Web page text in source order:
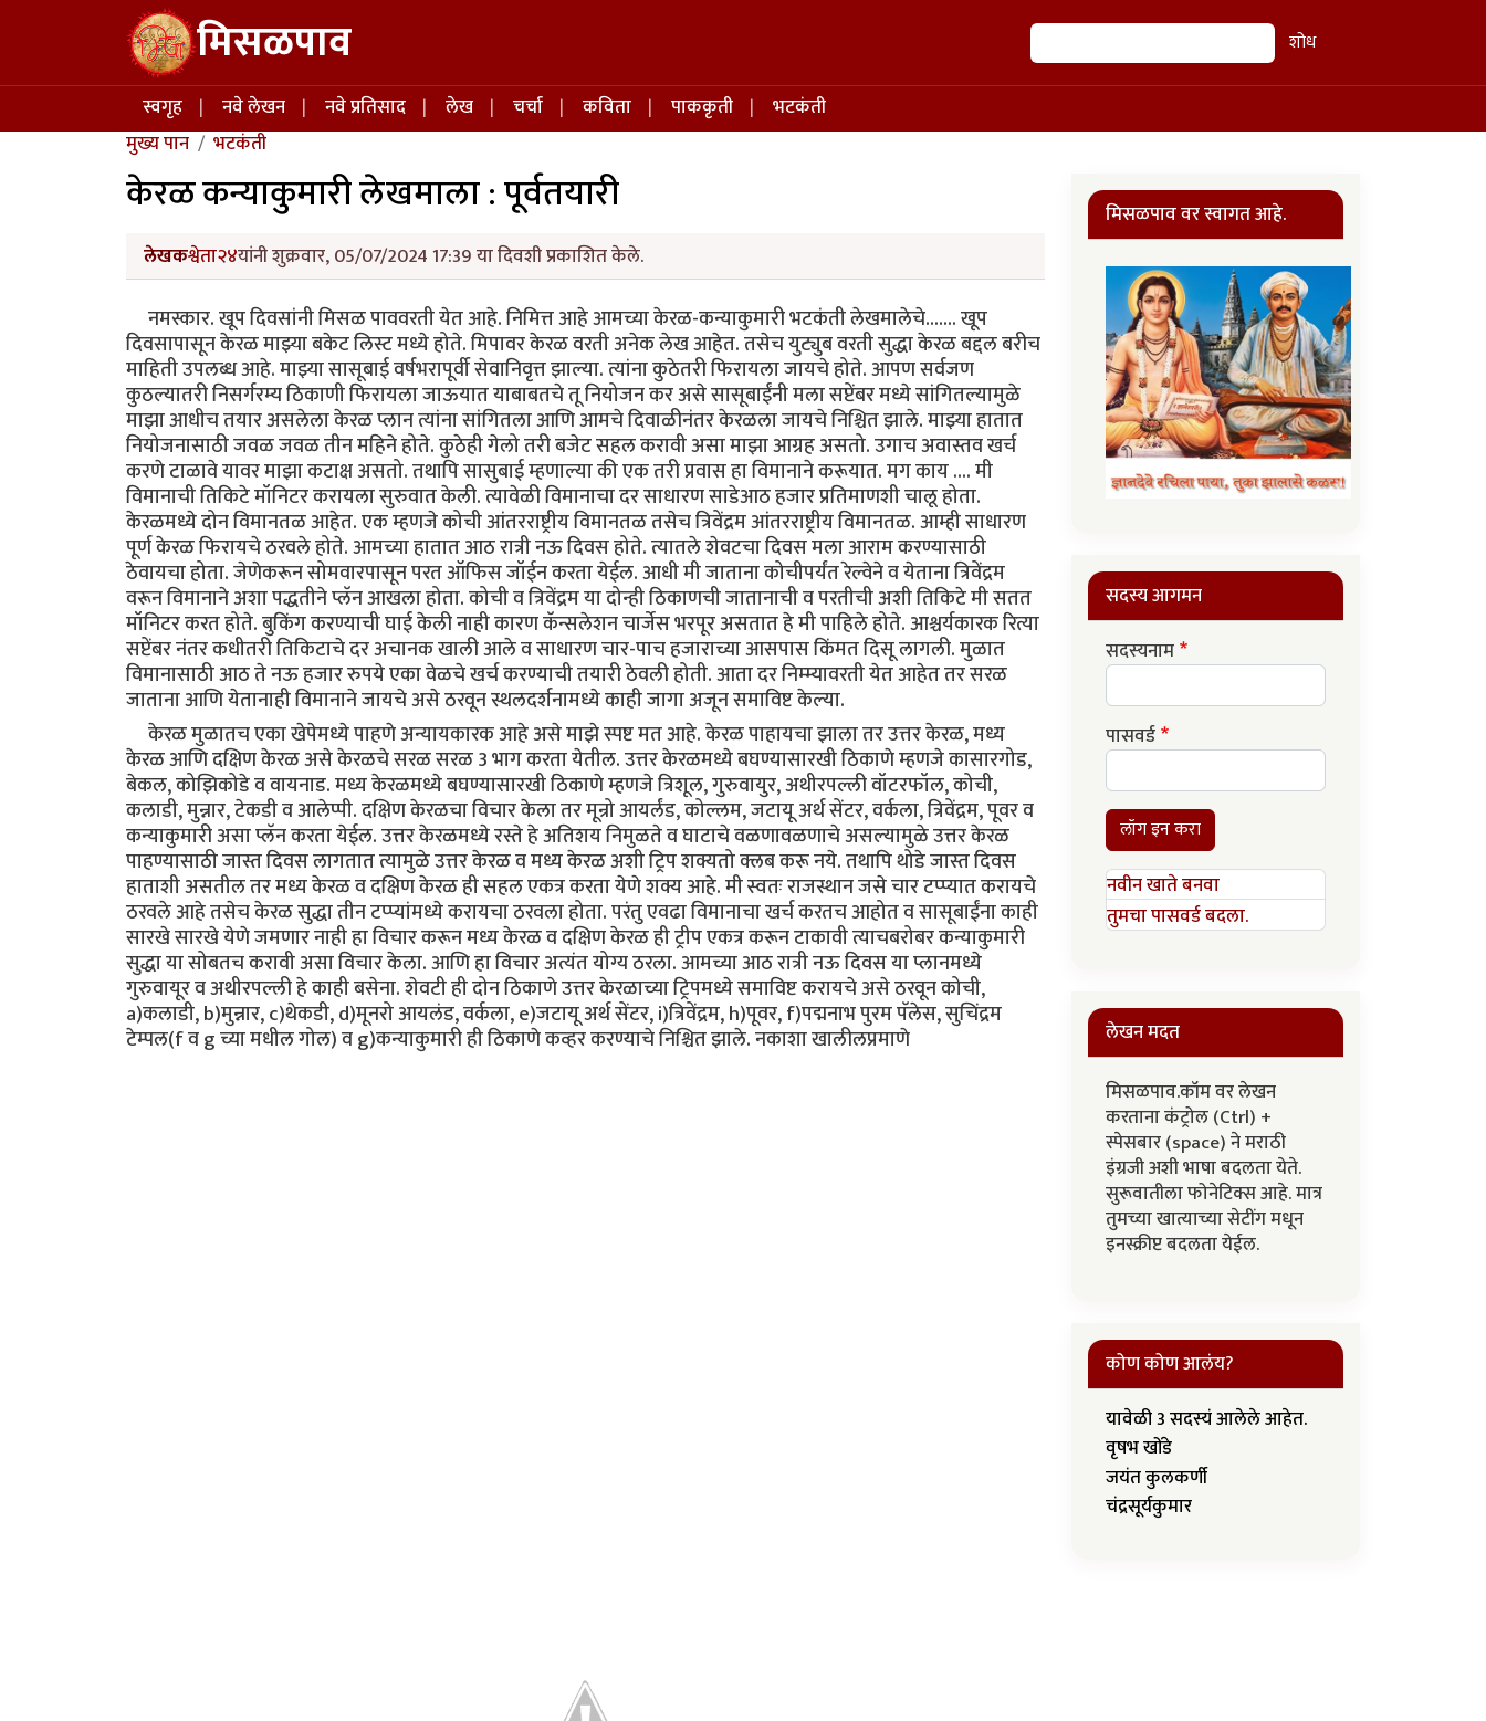
Skip to main content मिसळपाव शोध शोध
Main navigation
स्वगृह नवे लेखन नवे प्रतिसाद लेख चर्चा कविता पाककृती
भटकंती
मुख्य पान
भटकंती
केरळ कन्याकुमारी लेखमाला : पूर्वतयारी
लेखकश्वेता२४यांनी शुक्रवार, 05/07/2024 17:39 या दिवशी प्रकाशित केले.
नमस्कार. खूप दिवसांनी मिसळ पाववरती येत आहे. निमित्त आहे आमच्या केरळ-कन्याकुमारी भटकंती लेखमालेचे....... खूप
दिवसापासून केरळ माझ्या बकेट लिस्ट मध्ये होते. मिपावर केरळ वरती अनेक लेख आहेत. तसेच युट्युब वरती सुद्धा केरळ बद्दल बरीच
माहिती उपलब्ध आहे. माझ्या सासूबाई वर्षभरापूर्वी सेवानिवृत्त झाल्या. त्यांना कुठेतरी फिरायला जायचे होते. आपण सर्वजण
कुठल्यातरी निसर्गरम्य ठिकाणी फिरायला जाऊयात याबाबतचे तू नियोजन कर असे सासूबाईंनी मला सप्टेंबर मध्ये सांगितल्यामुळे
माझा आधीच तयार असलेला केरळ प्लान त्यांना सांगितला आणि आमचे दिवाळीनंतर केरळला जायचे निश्चित झाले. माझ्या हातात
नियोजनासाठी जवळ जवळ तीन महिने होते. कुठेही गेलो तरी बजेट सहल करावी असा माझा आग्रह असतो. उगाच अवास्तव खर्च
करणे टाळावे यावर माझा कटाक्ष असतो. तथापि सासुबाई म्हणाल्या की एक तरी प्रवास हा विमानाने करूयात. मग काय .... मी
विमानाची तिकिटे मॉनिटर करायला सुरुवात केली. त्यावेळी विमानाचा दर साधारण साडेआठ हजार प्रतिमाणशी चालू होता.
केरळमध्ये दोन विमानतळ आहेत. एक म्हणजे कोची आंतरराष्ट्रीय विमानतळ तसेच त्रिवेंद्रम आंतरराष्ट्रीय विमानतळ. आम्ही साधारण
पूर्ण केरळ फिरायचे ठरवले होते. आमच्या हातात आठ रात्री नऊ दिवस होते. त्यातले शेवटचा दिवस मला आराम करण्यासाठी
ठेवायचा होता. जेणेकरून सोमवारपासून परत ऑफिस जॉईन करता येईल. आधी मी जाताना कोचीपर्यंत रेल्वेने व येताना त्रिवेंद्रम
वरून विमानाने अशा पद्धतीने प्लॅन आखला होता. कोची व त्रिवेंद्रम या दोन्ही ठिकाणची जातानाची व परतीची अशी तिकिटे मी सतत
मॉनिटर करत होते. बुकिंग करण्याची घाई केली नाही कारण कॅन्सलेशन चार्जेस भरपूर असतात हे मी पाहिले होते. आश्चर्यकारक रित्या
सप्टेंबर नंतर कधीतरी तिकिटाचे दर अचानक खाली आले व साधारण चार-पाच हजाराच्या आसपास किंमत दिसू लागली. मुळात
विमानासाठी आठ ते नऊ हजार रुपये एका वेळचे खर्च करण्याची तयारी ठेवली होती. आता दर निम्म्यावरती येत आहेत तर सरळ
जाताना आणि येतानाही विमानाने जायचे असे ठरवून स्थलदर्शनामध्ये काही जागा अजून समाविष्ट केल्या.
केरळ मुळातच एका खेपेमध्ये पाहणे अन्यायकारक आहे असे माझे स्पष्ट मत आहे. केरळ पाहायचा झाला तर उत्तर केरळ, मध्य
केरळ आणि दक्षिण केरळ असे केरळचे सरळ सरळ 3 भाग करता येतील. उत्तर केरळमध्ये बघण्यासारखी ठिकाणे म्हणजे कासारगोड,
बेकल, कोझिकोडे व वायनाड. मध्य केरळमध्ये बघण्यासारखी ठिकाणे म्हणजे त्रिशूल, गुरुवायुर, अथीरपल्ली वॉटरफॉल, कोची,
कलाडी, मुन्नार, टेकडी व आलेप्पी. दक्षिण केरळचा विचार केला तर मून्रो आयर्लंड, कोल्लम, जटायू अर्थ सेंटर, वर्कला, त्रिवेंद्रम, पूवर व
कन्याकुमारी असा प्लॅन करता येईल. उत्तर केरळमध्ये रस्ते हे अतिशय निमुळते व घाटाचे वळणावळणाचे असल्यामुळे उत्तर केरळ
पाहण्यासाठी जास्त दिवस लागतात त्यामुळे उत्तर केरळ व मध्य केरळ अशी ट्रिप शक्यतो क्लब करू नये. तथापि थोडे जास्त दिवस
हाताशी असतील तर मध्य केरळ व दक्षिण केरळ ही सहल एकत्र करता येणे शक्य आहे. मी स्वतः राजस्थान जसे चार टप्प्यात करायचे
ठरवले आहे तसेच केरळ सुद्धा तीन टप्प्यांमध्ये करायचा ठरवला होता. परंतु एवढा विमानाचा खर्च करतच आहोत व सासूबाईंना काही
सारखे सारखे येणे जमणार नाही हा विचार करून मध्य केरळ व दक्षिण केरळ ही ट्रीप एकत्र करून टाकावी त्याचबरोबर कन्याकुमारी
सुद्धा या सोबतच करावी असा विचार केला. आणि हा विचार अत्यंत योग्य ठरला. आमच्या आठ रात्री नऊ दिवस या प्लानमध्ये
गुरुवायूर व अथीरपल्ली हे काही बसेना. शेवटी ही दोन ठिकाणे उत्तर केरळाच्या ट्रिपमध्ये समाविष्ट करायचे असे ठरवून कोची,
a)कलाडी, b)मुन्नार, c)थेकडी, d)मूनरो आयलंड, वर्कला, e)जटायू अर्थ सेंटर, i)त्रिवेंद्रम, h)पूवर, f)पद्मनाभ पुरम पॅलेस, सुचिंद्रम
टेम्पल(f व g च्या मधील गोल) व g)कन्याकुमारी ही ठिकाणे कव्हर करण्याचे निश्चित झाले. नकाशा खालीलप्रमाणे
मिसळपाव वर स्वागत आहे.
सदस्य आगमन
सदस्यनाम
पासवर्ड
लॉग इन करा
नवीन खाते बनवा
तुमचा पासवर्ड बदला.
लेखन मदत
मिसळपाव.कॉम वर लेखन
करताना कंट्रोल (Ctrl) +
स्पेसबार (space) ने मराठी
इंग्रजी अशी भाषा बदलता येते.
सुरूवातीला फोनेटिक्स आहे. मात्र
तुमच्या खात्याच्या सेटींग मधून
इनस्क्रीप्ट बदलता येईल.
कोण कोण आलंय?
यावेळी 3 सदस्यं आलेले आहेत.
वृषभ खोंडे
जयंत कुलकर्णी
चंद्रसूर्यकुमार